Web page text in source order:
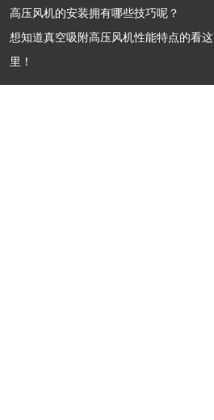
高压风机的安装拥有哪些技巧呢？
想知道真空吸附高压风机性能特点的看这
里！